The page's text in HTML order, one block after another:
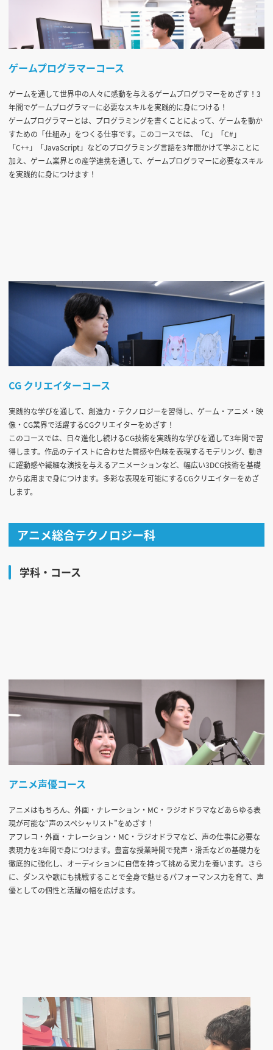
ゲームプログラマーコース
ゲームを通して世界中の人々に感動を与えるゲームプログラマーをめざす！3
年間でゲームプログラマーに必要なスキルを実践的に身につける！
ゲームプログラマーとは、プログラミングを書くことによって、ゲームを動か
すための「仕組み」をつくる仕事です。このコースでは、「C」「C#」
「C++」「JavaScript」などのプログラミング言語を3年間かけて学ぶことに
加え、ゲーム業界との産学連携を通して、ゲームプログラマーに必要なスキル
を実践的に身につけます！
CG クリエイターコース
実践的な学びを通して、創造力・テクノロジーを習得し、ゲーム・アニメ・映
像・CG業界で活躍するCGクリエイターをめざす！
このコースでは、日々進化し続けるCG技術を実践的な学びを通して3年間で習
得します。作品のテイストに合わせた質感や色味を表現するモデリング、動き
に躍動感や繊細な演技を与えるアニメーションなど、幅広い3DCG技術を基礎
から応用まで身につけます。多彩な表現を可能にするCGクリエイターをめざ
します。
アニメ総合テクノロジー科
学科・コース
アニメ声優コース
アニメはもちろん、外画・ナレーション・MC・ラジオドラマなどあらゆる表
現が可能な“声のスペシャリスト”をめざす！
アフレコ・外画・ナレーション・MC・ラジオドラマなど、声の仕事に必要な
表現力を3年間で身につけます。豊富な授業時間で発声・滑舌などの基礎力を
徹底的に強化し、オーディションに自信を持って挑める実力を養います。さら
に、ダンスや歌にも挑戦することで全身で魅せるパフォーマンス力を育て、声
優としての個性と活躍の幅を広げます。